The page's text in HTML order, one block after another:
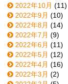
2022年10月 (11)
2022年9月 (10)
2022年8月 (14)
2022年7月 (9)
2022年6月 (11)
2022年5月 (12)
2022年4月 (16)
2022年3月 (2)